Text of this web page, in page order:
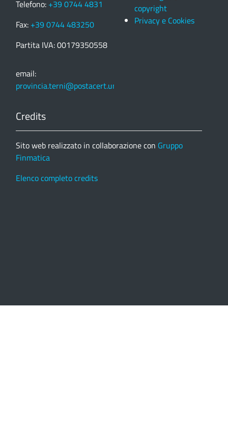
Telefono: +39 0744 4831
Fax: +39 0744 483250
Partita IVA: 00179350558
email:
provincia.terni@postacert.umbria.it
copyright
Privacy e Cookies
Credits
Sito web realizzato in collaborazione con Gruppo
Finmatica
Elenco completo credits